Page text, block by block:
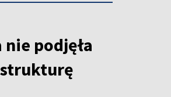
nie podjęła